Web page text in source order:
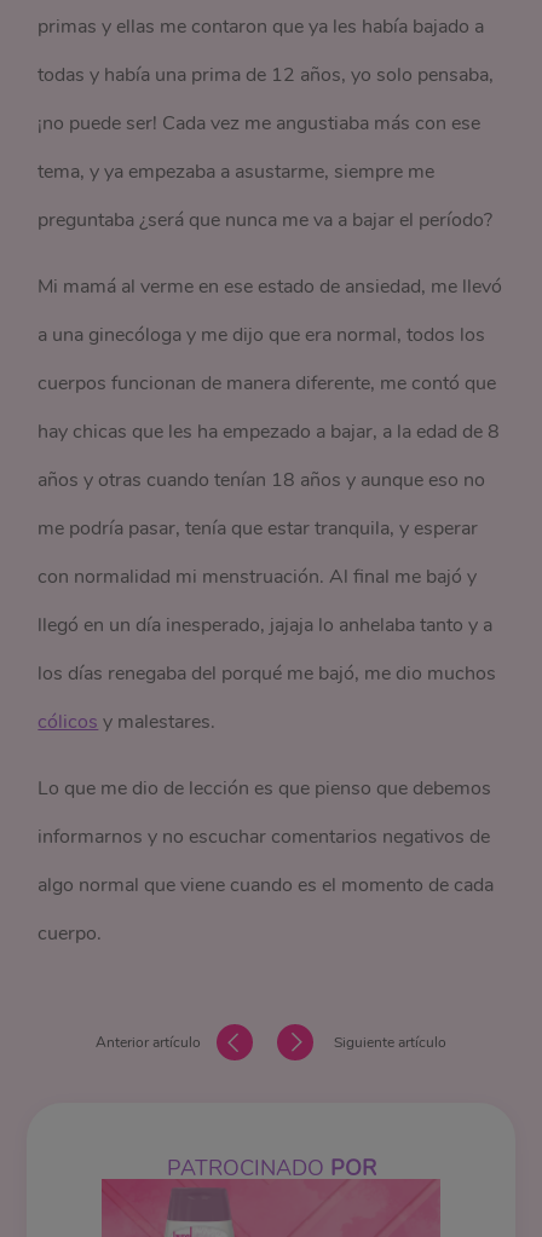
primas y ellas me contaron que ya les había bajado a
todas y había una prima de 12 años, yo solo pensaba,
¡no puede ser! Cada vez me angustiaba más con ese
tema, y ya empezaba a asustarme, siempre me
preguntaba ¿será que nunca me va a bajar el período?
Mi mamá al verme en ese estado de ansiedad, me llevó
a una ginecóloga y me dijo que era normal, todos los
cuerpos funcionan de manera diferente, me contó que
hay chicas que les ha empezado a bajar, a la edad de 8
años y otras cuando tenían 18 años y aunque eso no
me podría pasar, tenía que estar tranquila, y esperar
con normalidad mi menstruación. Al final me bajó y
llegó en un día inesperado, jajaja lo anhelaba tanto y a
los días renegaba del porqué me bajó, me dio muchos
cólicos y malestares.
Lo que me dio de lección es que pienso que debemos
informarnos y no escuchar comentarios negativos de
algo normal que viene cuando es el momento de cada
cuerpo.
Anterior artículo Siguiente artículo
PATROCINADO POR